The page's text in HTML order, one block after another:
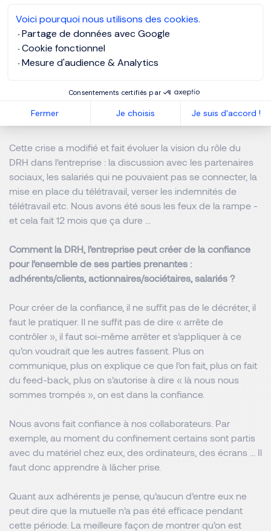
Voici pourquoi nous utilisons des cookies.
Partage de données avec Google
Cookie fonctionnel
Mesure d'audience & Analytics
Consentements certifiés par
Fermer Je choisis Je suis d'accord !
La DRH a été extrêmement sollicitée pendant toute cette
période et elle continue de l’être aujourd’hui. Le rôle de la
DRH à l’issue de la crise sanitaire et pendant toute cette
plus dans une direction que je qualifierai stratégique plutôt
mobilisation.
Cette crise a modifié et fait évoluer la vision du rôle du
DRH dans l’entreprise : la discussion avec les partenaires
sociaux, les salariés qui ne pouvaient pas se connecter, la
mise en place du télétravail, verser les indemnités de
télétravail etc. Nous avons été sous les feux de la rampe -
et cela fait 12 mois que ça dure …
Comment la DRH, l’entreprise peut créer de la confiance
pour l’ensemble de ses parties prenantes :
adhérents/clients, actionnaires/sociétaires, salariés ?
Pour créer de la confiance, il ne suffit pas de le décréter, il
faut le pratiquer. Il ne suffit pas de dire « arrête de
contrôler », il faut soi-même arrêter et s’appliquer à ce
qu’on voudrait que les autres fassent. Plus on
communique, plus on explique ce que l’on fait, plus on fait
du feed-back, plus on s’autorise à dire « là nous nous
sommes trompés », on est dans la confiance.
Nous avons fait confiance à nos collaborateurs. Par
exemple, au moment du confinement certains sont partis
avec du matériel chez eux, des ordinateurs, des écrans … Il
faut donc apprendre à lâcher prise.
Quant aux adhérents je pense, qu’aucun d’entre eux ne
peut dire que la mutuelle n’a pas été efficace pendant
cette période. La meilleure façon de montrer qu’on est